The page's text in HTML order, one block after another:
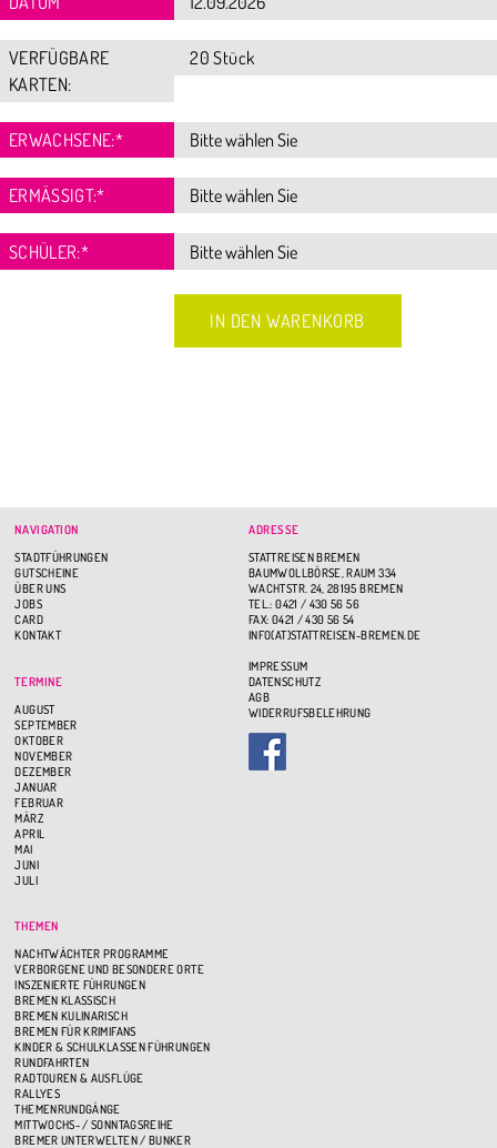
VERFÜGBARE
KARTEN:
20 Stück
ERWACHSENE:*
ERMÄSSIGT:*
SCHÜLER:*
NAVIGATION
STADTFÜHRUNGEN
GUTSCHEINE
ÜBER UNS
JOBS
CARD
KONTAKT
TERMINE
AUGUST
SEPTEMBER
OKTOBER
NOVEMBER
DEZEMBER
JANUAR
FEBRUAR
MÄRZ
APRIL
MAI
JUNI
JULI
THEMEN
NACHTWÄCHTER PROGRAMME
VERBORGENE UND BESONDERE ORTE
INSZENIERTE FÜHRUNGEN
BREMEN KLASSISCH
BREMEN KULINARISCH
BREMEN FÜR KRIMIFANS
KINDER & SCHULKLASSEN FÜHRUNGEN
RUNDFAHRTEN
RADTOUREN & AUSFLÜGE
RALLYES
THEMENRUNDGÄNGE
MITTWOCHS- / SONNTAGSREIHE
BREMER UNTERWELTEN / BUNKER
ADRESSE
STATTREISEN BREMEN
BAUMWOLLBÖRSE, RAUM 334
WACHTSTR. 24, 28195 BREMEN
TEL.: 0421 / 430 56 56
FAX: 0421 / 430 56 54
INFO(AT)STATTREISEN-BREMEN.DE
IMPRESSUM
DATENSCHUTZ
AGB
WIDERRUFSBELEHRUNG